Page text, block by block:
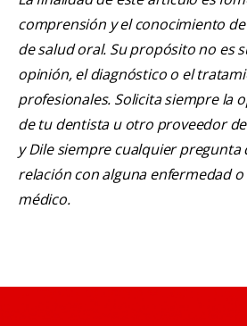
comprensión y el conocimiento
de salud oral. Su propósito no es
opinión, el diagnóstico o el
profesionales. Solicita siempre la
de tu dentista u otro proveedor
y Dile siempre cualquier pregunta
relación con alguna enfermedad
médico.